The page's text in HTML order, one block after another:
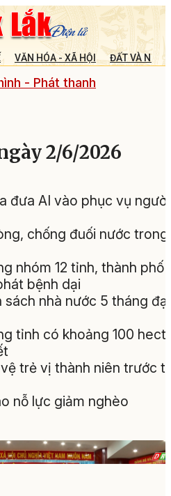
VĂN HÓA - XÃ HỘI ĐẤT VÀ
- Phát thanh
2/6/2026
đưa AI vào phục vụ người
chống đuối nước
nhóm 12 tỉnh, thành phố
bệnh dại
sách nhà nước 5 tháng
tỉnh có khoảng 100
trẻ vị thành niên trước
nỗ lực giảm nghèo